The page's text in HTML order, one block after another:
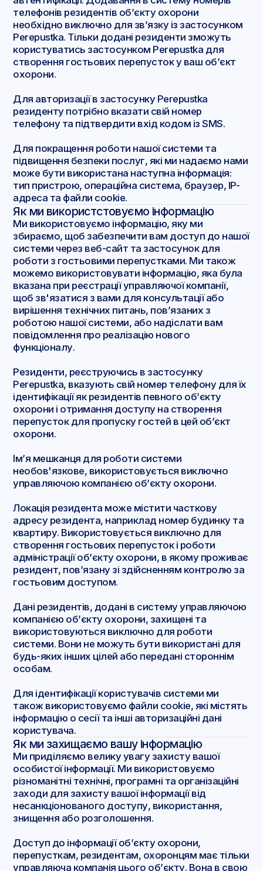
телефонів резидентів об’єкту охорони
необхідно виключно для зв’язку із застосунком
Perepustka. Тільки додані резиденти зможуть
користуватись застосунком Perepustka для
створення гостьових перепусток у ваш об’єкт
охорони.
Для авторизації в застосунку Perepustka
резиденту потрібно вказати свій номер
телефону та підтвердити вхід кодом із SMS.
Для покращення роботи нашої системи та
підвищення безпеки послуг, які ми надаємо нами
може бути використана наступна інформація:
тип пристрою, операційна система, браузер, IP-
адреса та файли cookie.
Як ми використстовуємо інформацію
Ми використовуємо інформацію, яку ми
збираємо, щоб забезпечити вам доступ до нашої
системи через веб-сайт та застосунок для
роботи з гостьовими перепустками. Ми також
можемо використовувати інформацію, яка була
вказана при реєстрації управляючої компанії,
щоб зв'язатися з вами для консультації або
вирішення технічних питань, пов’язаних з
роботою нашої системи, або надіслати вам
повідомлення про реалізацію нового
функціоналу.
Резиденти, реєструючись в застосунку
Perepustka, вказують свій номер телефону для їх
ідентифікації як резидентів певного об’єкту
охорони і отримання доступу на створення
перепусток для пропуску гостей в цей об’єкт
охорони.
Ім’я мешканця для роботи системи
необов'язкове, використовується виключно
управляючою компанією об’єкту охорони.
Локація резидента може містити часткову
адресу резидента, наприклад номер будинку та
квартиру. Використовується виключно для
створення гостьових перепусток і роботи
адміністрації об’єкту охорони, в якому проживає
резидент, пов’язану зі здійсненням контролю за
гостьовим доступом.
Дані резидентів, додані в систему управляючою
компанією об’єкту охорони, захищені та
використовуються виключно для роботи
системи. Вони не можуть бути використані для
будь-яких інших цілей або передані стороннім
особам.
Для ідентифікації користувачів системи ми
також використовуємо файли cookie, які містять
інформацію о сесії та інші авторизаційні дані
користувача.
Як ми захищаємо вашу інформацію
Ми приділяємо велику увагу захисту вашої
особистої інформації. Ми використовуємо
різноманітні технічні, програмні та організаційні
заходи для захисту вашої інформації від
несанкціонованого доступу, використання,
знищення або розголошення.
Доступ до інформації об’єкту охорони,
перепусткам, резидентам, охоронцям має тільки
управляюча компанія цього об’єкту. Вона в свою